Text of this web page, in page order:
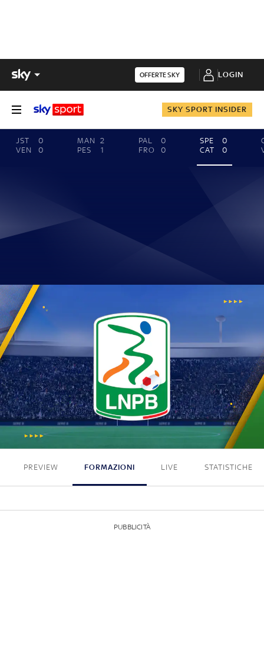
OFFERTE SKY LOGIN
SKY SPORT INSIDER
JST
0
VEN
0
MAN
2
PES
1
PAL
0
FRO
0
SPE
0
CAT
0
0 - 0
PREVIEW FORMAZIONI LIVE STATISTICHE
PUBBLICITÀ